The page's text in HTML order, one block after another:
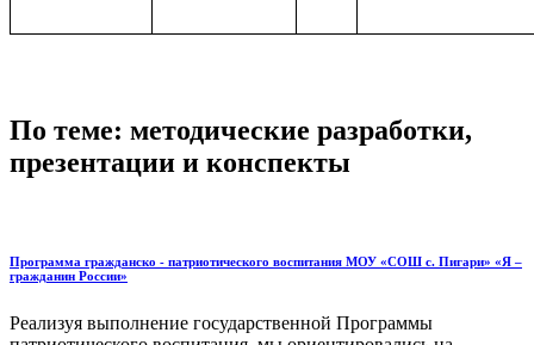
По теме: методические разработки,
презентации и конспекты
Программа гражданско - патриотического воспитания МОУ «СОШ с. Пигари» «Я –
гражданин России»
Реализуя выполнение государственной Программы